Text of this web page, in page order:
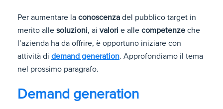
Per aumentare la conoscenza del pubblico target in
merito alle soluzioni, ai valori e alle competenze che
l’azienda ha da offrire, è opportuno iniziare con
attività di demand generation. Approfondiamo il tema
nel prossimo paragrafo.
Demand generation